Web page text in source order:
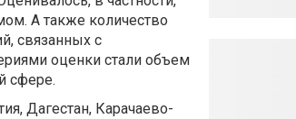
А также количество
связанных с
оценки стали объем
сфере.
Дагестан, Карачаево-